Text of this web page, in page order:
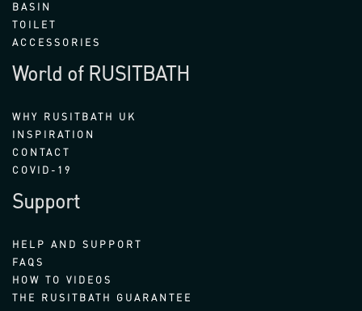
BASIN
TOILET
ACCESSORIES
World of RUSITBATH
WHY RUSITBATH UK
INSPIRATION
CONTACT
COVID-19
Support
HELP AND SUPPORT
FAQS
HOW TO VIDEOS
THE RUSITBATH GUARANTEE